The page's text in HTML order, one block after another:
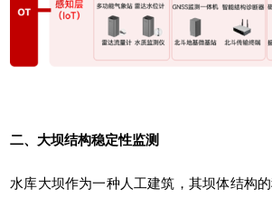
二、大坝结构稳定性监测
水库大坝作为一种人工建筑，其坝体结构